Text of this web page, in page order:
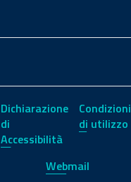
Dichiarazione
di
Accessibilità
Condizioni
di utilizzo
Webmail